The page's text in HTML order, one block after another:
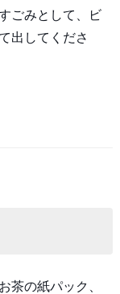
ごみとして、ビ
出してくださ
茶の紙パック、